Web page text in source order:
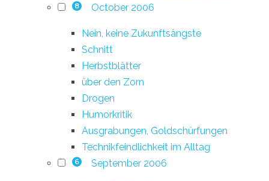
8 October 2006
Nein, keine Zukunftsängste
Schnitt
Herbstblätter
über den Zorn
Drogen
Humorkritik
Ausgrabungen, Goldschürfungen
Technikfeindlichkeit im Alltag
6 September 2006